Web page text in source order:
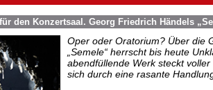
den Konzertsaal. Georg Friedrich Händels
Oper oder Oratorium? Über die
„Semele“ herrscht bis heute
abendfüllende Werk steckt
sich durch eine rasante